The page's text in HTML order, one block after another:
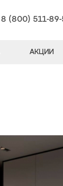
8 (800) 511-89-
АКЦИИ